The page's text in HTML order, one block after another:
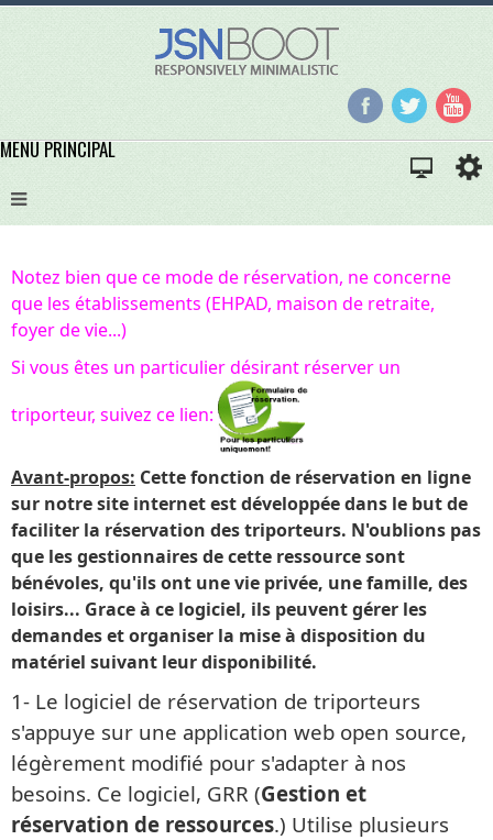
MENU PRINCIPAL
Notez bien que ce mode de réservation, ne concerne
que les établissements (EHPAD, maison de retraite,
foyer de vie...)
Si vous êtes un particulier désirant réserver un
triporteur, suivez ce lien:
Avant-propos: Cette fonction de réservation en ligne
sur notre site internet est développée dans le but de
faciliter la réservation des triporteurs. N'oublions pas
que les gestionnaires de cette ressource sont
bénévoles, qu'ils ont une vie privée, une famille, des
loisirs... Grace à ce logiciel, ils peuvent gérer les
demandes et organiser la mise à disposition du
matériel suivant leur disponibilité.
1- Le logiciel de réservation de triporteurs
s'appuye sur une application web open source,
légèrement modifié pour s'adapter à nos
besoins. Ce logiciel, GRR (Gestion et
réservation de ressources.) Utilise plusieurs